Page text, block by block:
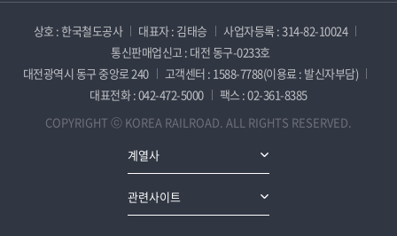
상호 : 한국철도공사 대표자 : 김태승
사업자등록 : 314-82-10024
통신판매업신고 : 대전 동구-0233호
대전광역시 동구 중앙로 240
고객센터 : 1588-7788(이용료 : 발신자부담)
대표전화 : 042-472-5000
팩스 : 02-361-8385
COPYRIGHT ⓒ KOREA RAILROAD. ALL RIGHTS RESERVED.
계열사
관련사이트